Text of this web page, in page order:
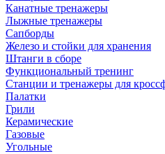
Канатные тренажеры
Лыжные тренажеры
Сапборды
Железо и стойки для хранения
Штанги в сборе
Функциональный тренинг
Станции и тренажеры для
Палатки
Грили
Керамические
Газовые
Угольные